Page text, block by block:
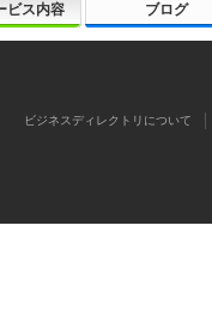
ビス内容 ブログ
ビジネスディレクトリについて